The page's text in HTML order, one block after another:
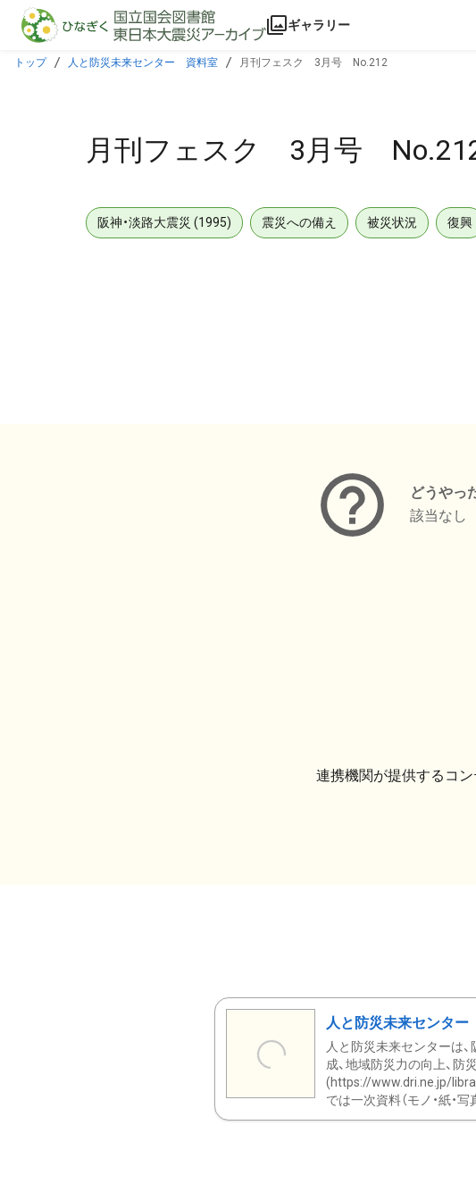
本文に飛ぶ
ギャラリー
トップ 人と防災未来センター 資料室 月刊フェスク 3月号 No.212
月刊フェスク 3月号
阪神・淡路大震災 (1995) 震災への備え 被災状況 復興
どうやっ
該当なし
連携機関が提供するコン
人と防災未来センタ
人と防災未来センターは
成、地域防災力の向上、
(https://www.dri.ne.jp/
では一次資料（モノ・紙・写